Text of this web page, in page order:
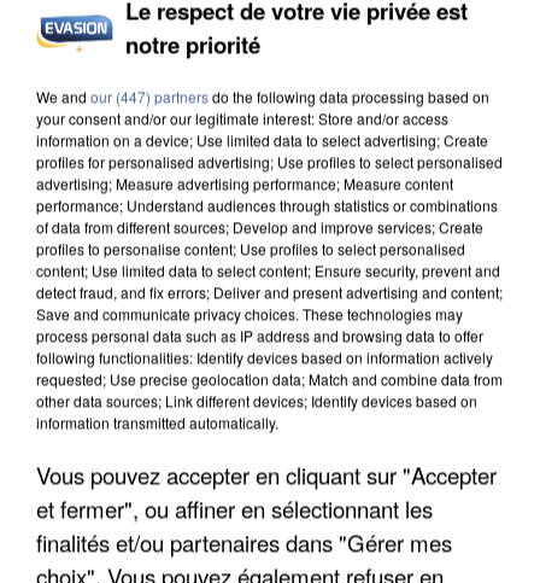
INCENDIES : L’ÎLE-DE-FRANCE LANCE UN ÉLAN
APRÈS TOUTES CES CANICULES, LES REFUGES
DE FAUNE SAUVAGE SONT...
Le respect de votre vie privée est
notre priorité
We and our (447) partnersdo the following data processing based on
your consent and/or our legitimate interest: Store and/or access
information on a device; Use limited data to select advertising; Create
profiles for personalised advertising; Use profiles to select personalised
advertising; Measure advertising performance; Measure content
performance; Understand audiences through statistics or combinations
of data from different sources; Develop and improve services; Create
profiles to personalise content; Use profiles to select personalised
content; Use limited data to select content; Ensure security, prevent and
detect fraud, and fix errors; Deliver and present advertising and content;
Save and communicate privacy choices. These technologies may
process personal data such as IP address and browsing data to offer
following functionalities: Identify devices based on information actively
requested; Use precise geolocation data; Match and combine data from
other data sources; Link different devices; Identify devices based on
information transmitted automatically.
Vous pouvez accepter en cliquant sur "Accepter
et fermer", ou affiner en sélectionnant les
finalités et/ou partenaires dans "Gérer mes
choix". Vous pouvez également refuser en